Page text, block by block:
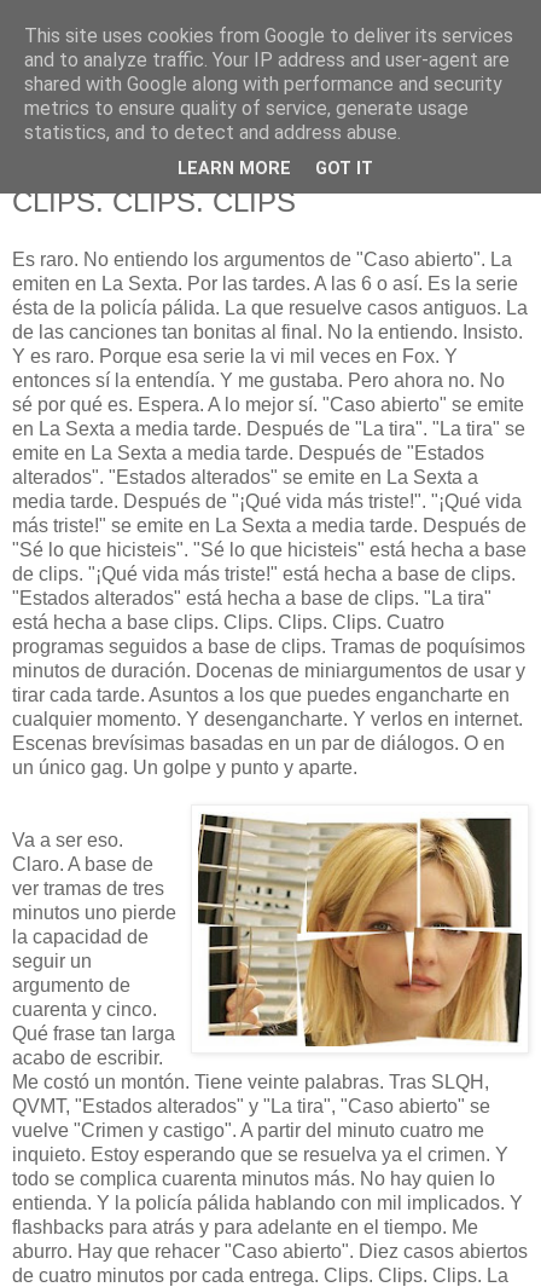
625 RANAS
LA TELEVISIÓN DESDE EL PUNTO DE VISTA BATRACIO
CLIPS. CLIPS. CLIPS
Es raro. No entiendo los argumentos de "Caso abierto". La
emiten en La Sexta. Por las tardes. A las 6 o así. Es la serie
ésta de la policía pálida. La que resuelve casos antiguos. La
de las canciones tan bonitas al final. No la entiendo. Insisto.
Y es raro. Porque esa serie la vi mil veces en Fox. Y
entonces sí la entendía. Y me gustaba. Pero ahora no. No
sé por qué es. Espera. A lo mejor sí. "Caso abierto" se emite
en La Sexta a media tarde. Después de "La tira". "La tira" se
emite en La Sexta a media tarde. Después de "Estados
alterados". "Estados alterados" se emite en La Sexta a
media tarde. Después de "¡Qué vida más triste!". "¡Qué vida
más triste!" se emite en La Sexta a media tarde. Después de
"Sé lo que hicisteis". "Sé lo que hicisteis" está hecha a base
de clips. "¡Qué vida más triste!" está hecha a base de clips.
"Estados alterados" está hecha a base de clips. "La tira"
está hecha a base clips. Clips. Clips. Clips. Cuatro
programas seguidos a base de clips. Tramas de poquísimos
minutos de duración. Docenas de miniargumentos de usar y
tirar cada tarde. Asuntos a los que puedes engancharte en
cualquier momento. Y desengancharte. Y verlos en internet.
Escenas brevísimas basadas en un par de diálogos. O en
un único gag. Un golpe y punto y aparte.
Va a ser eso.
Claro. A base de
ver tramas de tres
minutos uno pierde
la capacidad de
seguir un
argumento de
cuarenta y cinco.
Qué frase tan larga
acabo de escribir.
Me costó un montón. Tiene veinte palabras. Tras SLQH,
QVMT, "Estados alterados" y "La tira", "Caso abierto" se
vuelve "Crimen y castigo". A partir del minuto cuatro me
inquieto. Estoy esperando que se resuelva ya el crimen. Y
todo se complica cuarenta minutos más. No hay quien lo
entienda. Y la policía pálida hablando con mil implicados. Y
flashbacks para atrás y para adelante en el tiempo. Me
aburro. Hay que rehacer "Caso abierto". Diez casos abiertos
de cuatro minutos por cada entrega. Clips. Clips. Clips. La
This site uses cookies from Google to deliver its services
and to analyze traffic. Your IP address and user-agent are
shared with Google along with performance and security
metrics to ensure quality of service, generate usage
statistics, and to detect and address abuse.
LEARN MORE GOT IT